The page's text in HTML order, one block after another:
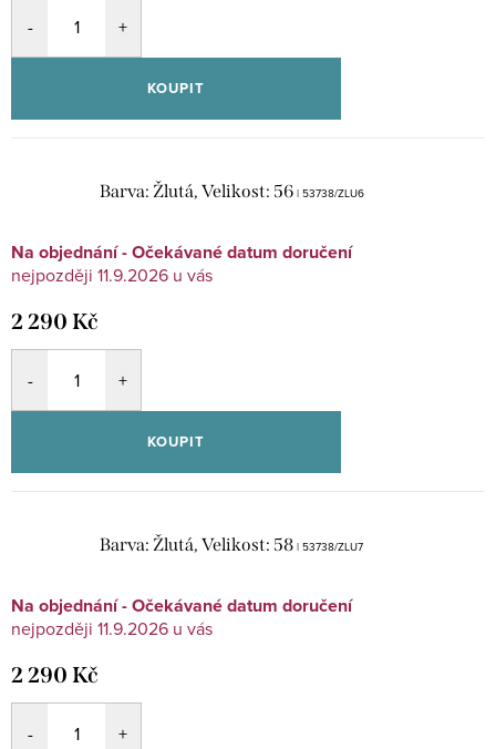
KOUPIT
Barva: Žlutá, Velikost: 56 | 53738/ZLU6
Na objednání - Očekávané datum doručení
11.9.2026
2 290 Kč
KOUPIT
Barva: Žlutá, Velikost: 58 | 53738/ZLU7
Na objednání - Očekávané datum doručení
11.9.2026
2 290 Kč